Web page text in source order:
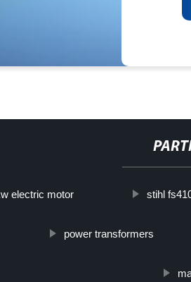
electric motor stihl
power transformers